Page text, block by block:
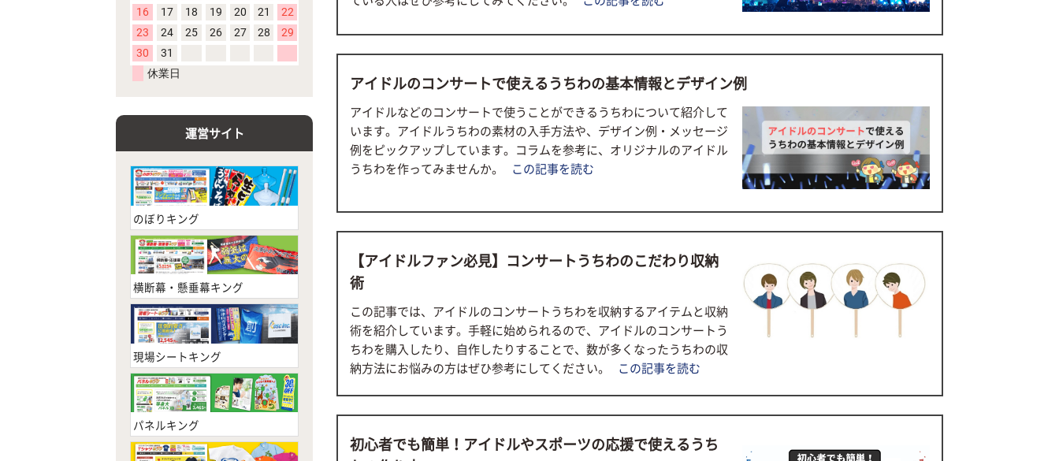
運営サイト
のぼりキング
横断幕・懸垂幕キング
現場シートキング
パネルキング
アイドルのコンサートで使えるうちわの基本情報とデザイン例
アイドルなどのコンサートで使うことができるうちわについて紹介して
います。アイドルうちわの素材の入手方法や、デザイン例・メッセージ
例をピックアップしています。コラムを参考に、オリジナルのアイドル
うちわを作ってみませんか。
この記事を読む
【アイドルファン必見】コンサートうちわのこだわり収納
術
この記事では、アイドルのコンサートうちわを収納するアイテムと収納
術を紹介しています。手軽に始められるので、アイドルのコンサートう
ちわを購入したり、自作したりすることで、数が多くなったうちわの収
納方法にお悩みの方はぜひ参考にしてください。
この記事を読む
初心者でも簡単！アイドルやスポーツの応援で使えるうち